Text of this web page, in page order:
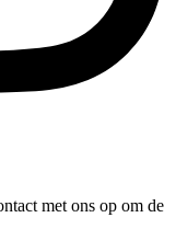
met ons op om de